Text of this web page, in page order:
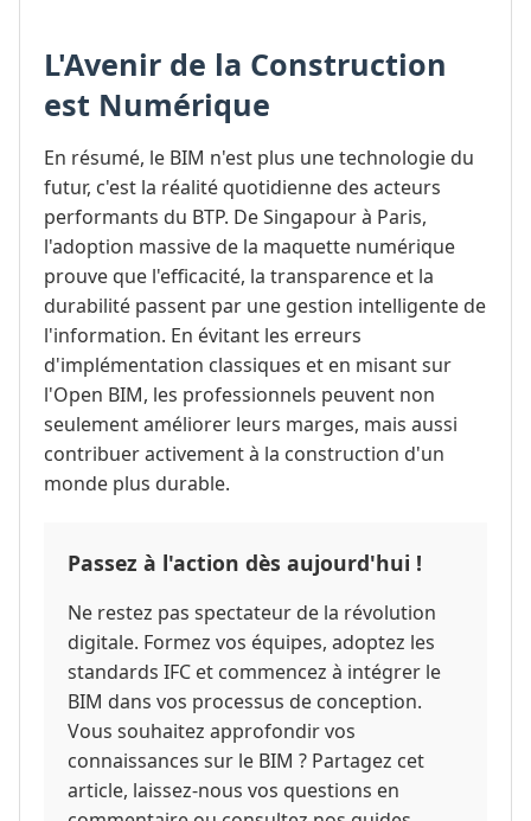
L'Avenir de la Construction
est Numérique
En résumé, le BIM n'est plus une technologie du
futur, c'est la réalité quotidienne des acteurs
performants du BTP. De Singapour à Paris,
l'adoption massive de la maquette numérique
prouve que l'efficacité, la transparence et la
durabilité passent par une gestion intelligente de
l'information. En évitant les erreurs
d'implémentation classiques et en misant sur
l'Open BIM, les professionnels peuvent non
seulement améliorer leurs marges, mais aussi
contribuer activement à la construction d'un
monde plus durable.
Passez à l'action dès aujourd'hui !
Ne restez pas spectateur de la révolution
digitale. Formez vos équipes, adoptez les
standards IFC et commencez à intégrer le
BIM dans vos processus de conception.
Vous souhaitez approfondir vos
connaissances sur le BIM ? Partagez cet
article, laissez-nous vos questions en